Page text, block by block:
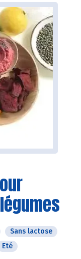
Sans lactose
Eté